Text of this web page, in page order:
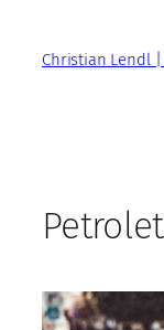
springenChristian Lendl